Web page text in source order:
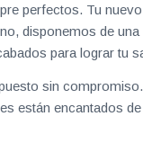
perfectos. Tu
disponemos de
para lograr tu
sin
están encantados de